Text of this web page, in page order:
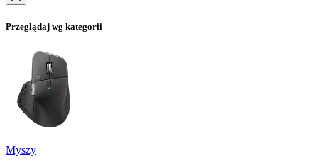
Przeglądaj wg kategorii
Myszy